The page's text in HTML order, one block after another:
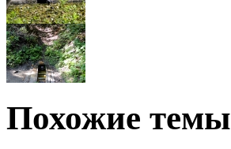
Похожие темы